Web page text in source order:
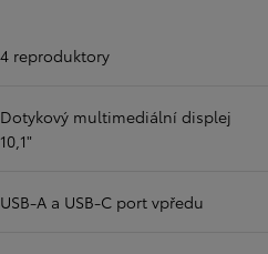
4 reproduktory
Dotykový multimediální displej
10,1"
USB-A a USB-C port vpředu